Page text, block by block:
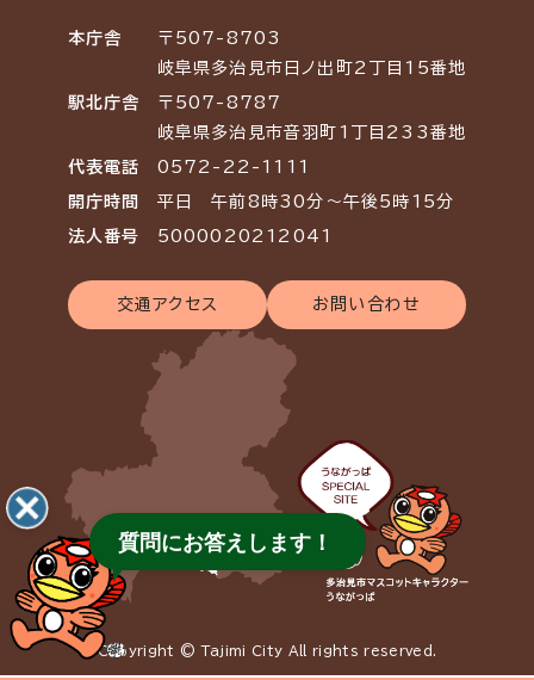
本庁舎
〒507-8703
岐阜県多治見市日ノ出町2丁目15番地
駅北庁舎
〒507-8787
岐阜県多治見市音羽町1丁目233番地
代表電話 0572-22-1111
開庁時間 平日 午前8時30分～午後5時15分
法人番号 5000020212041
交通アクセス お問い合わせ
Copyright © Tajimi City All rights reserved.
質問にお答えします！